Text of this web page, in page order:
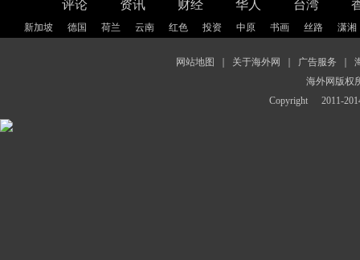
评论 资讯 财经 华人 台湾
新加坡 德国 荷兰 云南 红色 投资 中原 书画 丝路 潇湘
网站地图 关于海外网 广告服务
海外网版权
Copyright
2011-